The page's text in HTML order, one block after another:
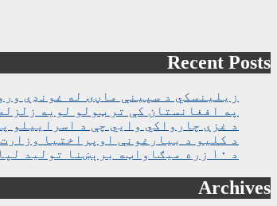
Recent Posts
زیلینسکي د سپینې ماڼۍ له غونډې
په افغانستان کې تر ټولو لویه زلزله
د غزې چارواکي وايي چې د اسراییلو په برید کې په روغتون
د کلیو د بیارغونې اوپراختیا
د ۱۰ زره میګاواټه برېښنا تولید لپاره د ۱۰ میلیارده ډالرو تړون لاسلیک شو
Archives